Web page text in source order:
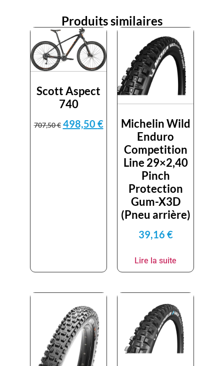
Produits similaires
Scott Aspect
740
707,50€ 498,50 €
Michelin Wild
Enduro
Competition
Line 29×2,40
Pinch
Protection
Gum-X3D
(Pneu arrière)
39,16 €
Lire la suite